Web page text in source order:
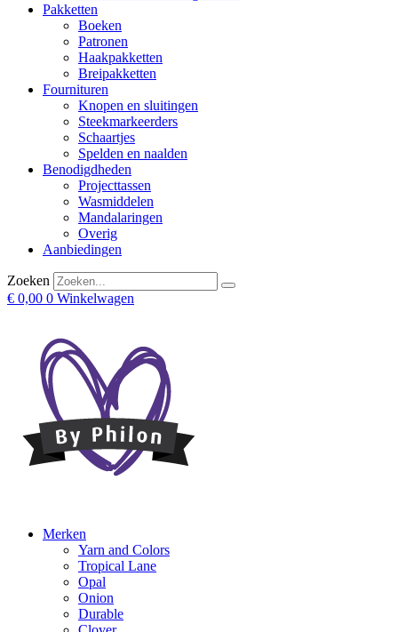
Pakketten
Boeken
Patronen
Haakpakketten
Breipakketten
Fournituren
Knopen en sluitingen
Steekmarkeerders
Schaartjes
Spelden en naalden
Benodigdheden
Projecttassen
Wasmiddelen
Mandalaringen
Overig
Aanbiedingen
Zoeken
€ 0,00 0 Winkelwagen
Merken
Yarn and Colors
Tropical Lane
Opal
Onion
Durable